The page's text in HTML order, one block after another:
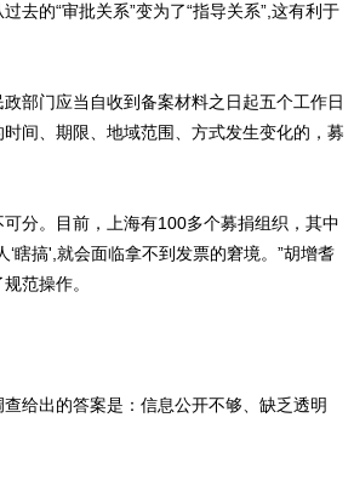
去的“审批关系”变为了“指导关系”,这有利于
门应当自收到备案材料之日起五个工作日
间、期限、地域范围、方式发生变化的，募
分。目前，上海有100多个募捐组织，其中
‘瞎搞',就会面临拿不到发票的窘境。”胡增耆
范操作。
出的答案是：信息公开不够、缺乏透明